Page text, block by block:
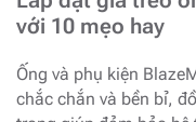
với 10 mẹo hay
Ống và phụ kiện
chắc chắn và bền bỉ,